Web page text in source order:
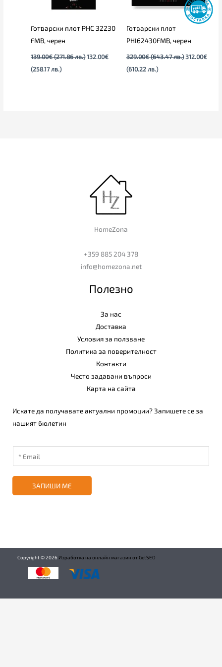
Готварски плот PHC 32230
FMB, черен
139.00€ (271.86 лв.) 132.00€
(258.17 лв.)
Готварски плот
PHI62430FMB, черен
329.00€ (643.47 лв.) 312.00€
(610.22 лв.)
HomeZona
+359 885 204 378
info@homezona.net
Полезно
За нас
Доставка
Условия за ползване
Политика за поверителност
Контакти
Често задавани въпроси
Карта на сайта
Искате да получавате актуални промоции? Запишете се за
нашият бюлетин
ЗАПИШИ МЕ
Copyright ©2026 Изработка на онлайн магазин от GetSEO